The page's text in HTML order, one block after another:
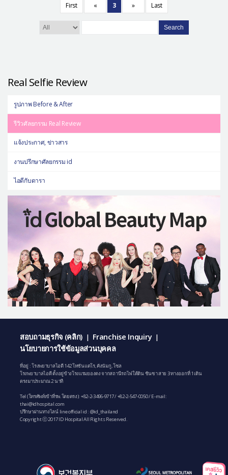
First « 3 » Last
Search
Real Selfie Review
รูปภาพ Before & After
รีวิวศัลยกรรม Real Review
แจ้งประกาศ, ข่าวสาร
งานปรึกษาศัลยกรรม id
ไอดีกับดารา
สอบถามธุรกิจ (คลิก) | Franchise Inquiry |
นโยบายการใช้ข้อมูลส่วนบุคคล
ที่อยู่ : โรงพยาบาลไอดี 142 โทซันแดโร, คังนัมกู, โซล
โรงพยาบาลไอดี ตั้งอยู่ข้างโรงแรมยองดง จากสถานีรถไฟใต้ดิน ชินซา สาย 3 ทางออกที่ 1 เดิน
ตรงมาประมาณ 2 นาที
Tel (โทรศัพท์เข้าที่รพ.โดยตรง): +82-2-3496-9717/+82-2-547-0050/ E-mail:
thai@idhospital.com
ปรึกษาผ่านทางไลน์ line official id : @id_thailand
Copyright ⓒ 2017 ID Hospital All Rights Reserved.